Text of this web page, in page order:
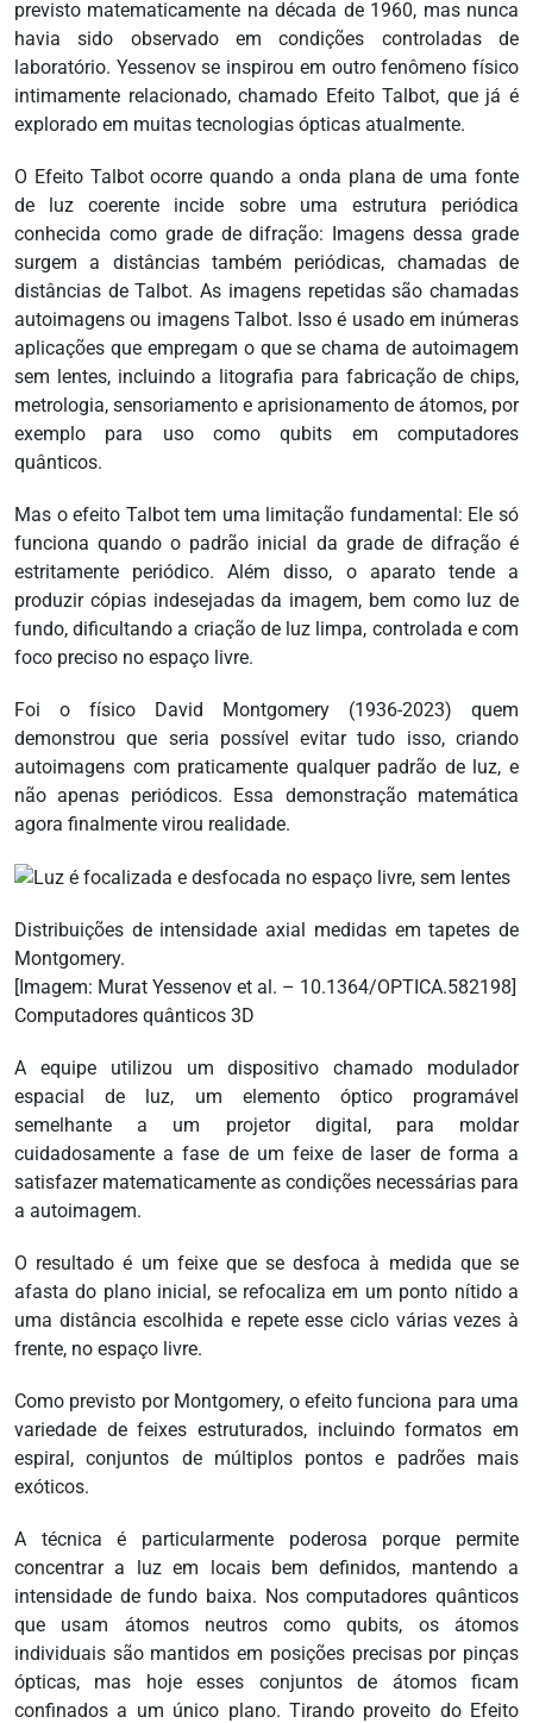
previsto matematicamente na década de 1960, mas nunca
havia sido observado em condições controladas de
laboratório. Yessenov se inspirou em outro fenômeno físico
intimamente relacionado, chamado Efeito Talbot, que já é
explorado em muitas tecnologias ópticas atualmente.
O Efeito Talbot ocorre quando a onda plana de uma fonte
de luz coerente incide sobre uma estrutura periódica
conhecida como grade de difração: Imagens dessa grade
surgem a distâncias também periódicas, chamadas de
distâncias de Talbot. As imagens repetidas são chamadas
autoimagens ou imagens Talbot. Isso é usado em inúmeras
aplicações que empregam o que se chama de autoimagem
sem lentes, incluindo a litografia para fabricação de chips,
metrologia, sensoriamento e aprisionamento de átomos, por
exemplo para uso como qubits em computadores
quânticos.
Mas o efeito Talbot tem uma limitação fundamental: Ele só
funciona quando o padrão inicial da grade de difração é
estritamente periódico. Além disso, o aparato tende a
produzir cópias indesejadas da imagem, bem como luz de
fundo, dificultando a criação de luz limpa, controlada e com
foco preciso no espaço livre.
Foi o físico David Montgomery (1936-2023) quem
demonstrou que seria possível evitar tudo isso, criando
autoimagens com praticamente qualquer padrão de luz, e
não apenas periódicos. Essa demonstração matemática
agora finalmente virou realidade.
Distribuições de intensidade axial medidas em tapetes de
Montgomery.
[Imagem: Murat Yessenov et al. – 10.1364/OPTICA.582198]
Computadores quânticos 3D
A equipe utilizou um dispositivo chamado modulador
espacial de luz, um elemento óptico programável
semelhante a um projetor digital, para moldar
cuidadosamente a fase de um feixe de laser de forma a
satisfazer matematicamente as condições necessárias para
a autoimagem.
O resultado é um feixe que se desfoca à medida que se
afasta do plano inicial, se refocaliza em um ponto nítido a
uma distância escolhida e repete esse ciclo várias vezes à
frente, no espaço livre.
Como previsto por Montgomery, o efeito funciona para uma
variedade de feixes estruturados, incluindo formatos em
espiral, conjuntos de múltiplos pontos e padrões mais
exóticos.
A técnica é particularmente poderosa porque permite
concentrar a luz em locais bem definidos, mantendo a
intensidade de fundo baixa. Nos computadores quânticos
que usam átomos neutros como qubits, os átomos
individuais são mantidos em posições precisas por pinças
ópticas, mas hoje esses conjuntos de átomos ficam
confinados a um único plano. Tirando proveito do Efeito